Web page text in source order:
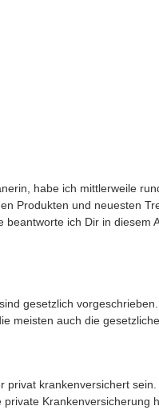
habe ich mittlerweile
Produkten und neuesten
beantworte ich Dir in diesem
gesetzlich
meisten auch die
privat krankenversichert
Krankenversicherung